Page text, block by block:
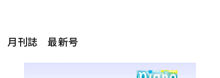
カテゴリ一覧